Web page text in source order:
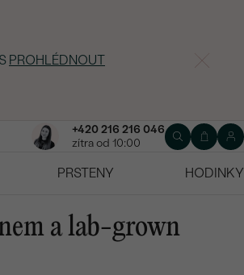
PROHLÉDNOUT
+420 216 216 046
zítra od 10:00
PRSTENY
HODINKY
a lab-grown